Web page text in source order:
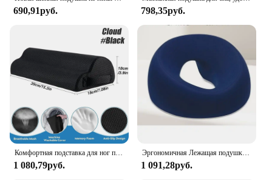
690,91руб. 798,35руб.
Комфортная подставка для ног под столом, вседневная подставка для облегчения боли и подставка для ног, эргономичная подставка для ног под столом для домашнего офиса, игр
1 080,79руб.
Эргономичная Лежащая подушка из пены с эффектом памяти, дышащая подушка для поддержки головы, подушка для массажа тела и лица, подушка для салона красоты
1 091,28руб.